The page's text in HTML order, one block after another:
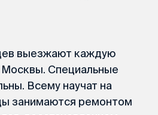
выезжают каждую
Специальные
Всему научат на
занимаются ремонтом